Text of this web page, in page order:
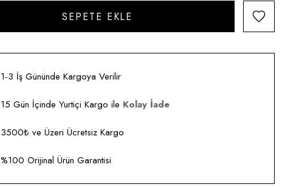
1-3 İş Gününde Kargoya Verilir
15 Gün İçinde Yurtiçi Kargo ile Kolay İade
3500₺ ve Üzeri Ücretsiz Kargo
%100 Orijinal Ürün Garantisi